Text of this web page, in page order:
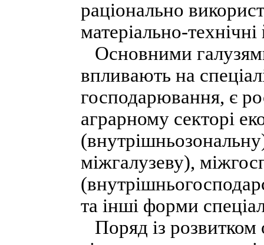
раціонально
матеріально-
Основними
впливають на
господарювання, є
аграрному секторі
міжгалузеву),
та інші форми
Поряд із розвитком